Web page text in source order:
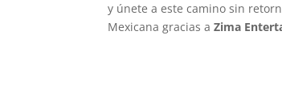
y únete a este camino sin
Mexicana gracias aZima